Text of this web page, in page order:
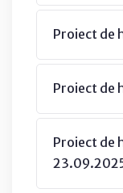
Proiect de
Proiect de
Proiect de